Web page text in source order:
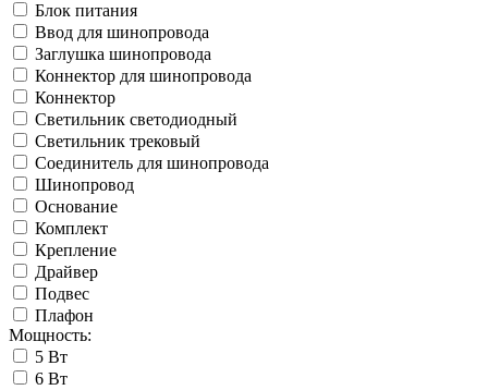
Блок питания
Ввод для шинопровода
Заглушка шинопровода
Коннектор для шинопровода
Коннектор
Светильник светодиодный
Светильник трековый
Соединитель для шинопровода
Шинопровод
Основание
Комплект
Крепление
Драйвер
Подвес
Плафон
Мощность:
5 Вт
6 Вт